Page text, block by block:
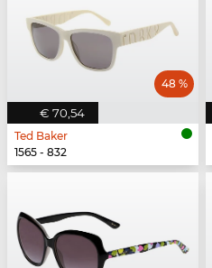
€ 70,54
48 %
Ted Baker
1565 - 832